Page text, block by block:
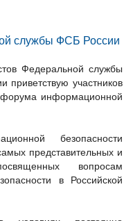
службы ФСБ России
Федеральной службы
приветствую участников
форума информационной
безопасности
представительных и
вопросам
в Российской